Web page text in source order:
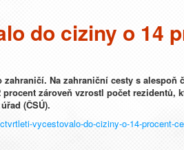
do ciziny o 14
Na zahraniční cesty s
zároveň vzrostl počet
(ČSÚ).
vycestovalo-do-ciziny-o-14-procent-